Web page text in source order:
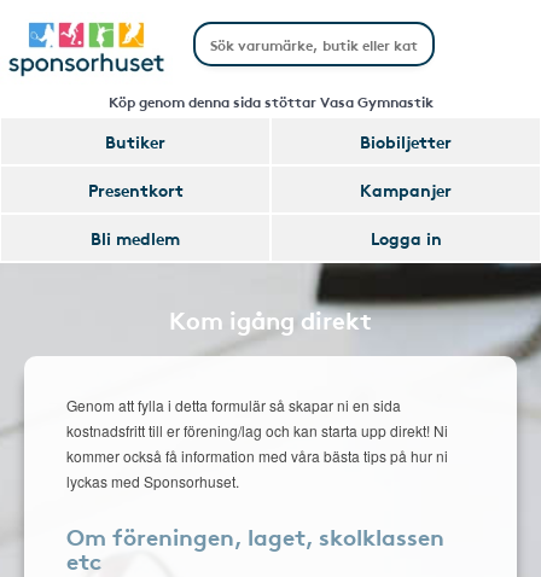
Köp genom denna sida stöttar Vasa Gymnastik
Butiker
Biobiljetter
Presentkort
Kampanjer
Bli medlem
Logga in
Kom igång direkt
Genom att fylla i detta formulär så skapar ni en sida
kostnadsfritt till er förening/lag och kan starta upp direkt! Ni
kommer också få information med våra bästa tips på hur ni
lyckas med Sponsorhuset.
Om föreningen, laget, skolklassen
etc